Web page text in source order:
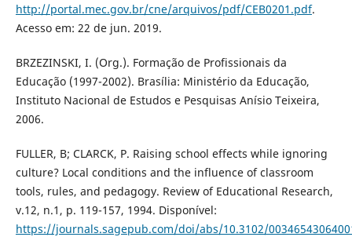
http://portal.mec.gov.br/cne/arquivos/pdf/CEB0201.pdf.
Acesso em: 22 de jun. 2019.
BRZEZINSKI, I. (Org.). Formação de Profissionais da
Educação (1997-2002). Brasília: Ministério da Educação,
Instituto Nacional de Estudos e Pesquisas Anísio Teixeira,
2006.
FULLER, B; CLARCK, P. Raising school effects while ignoring
culture? Local conditions and the influence of classroom
tools, rules, and pedagogy. Review of Educational Research,
v.12, n.1, p. 119-157, 1994. Disponível:
https://journals.sagepub.com/doi/abs/10.3102/